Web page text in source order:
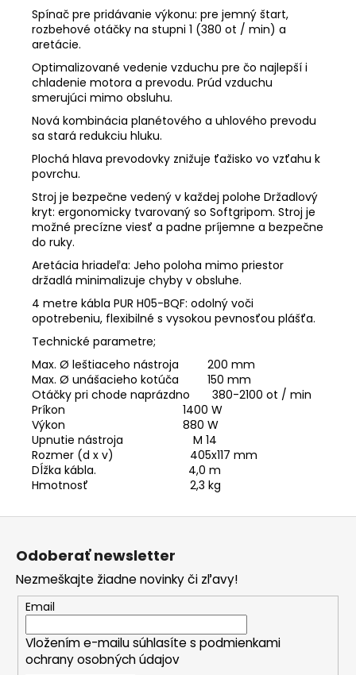
Spínač pre pridávanie výkonu: pre jemný štart,
rozbehové otáčky na stupni 1 (380 ot / min) a
aretácie.
Optimalizované vedenie vzduchu pre čo najlepší i
chladenie motora a prevodu. Prúd vzduchu
smerujúci mimo obsluhu.
Nová kombinácia planétového a uhlového prevodu
sa stará redukciu hluku.
Plochá hlava prevodovky znižuje ťažisko vo vzťahu k
povrchu.
Stroj je bezpečne vedený v každej polohe Držadlový
kryt: ergonomicky tvarovaný so Softgripom. Stroj je
možné precízne viesť a padne príjemne a bezpečne
do ruky.
Aretácia hriadeľa: Jeho poloha mimo priestor
držadlá minimalizuje chyby v obsluhe.
4 metre kábla PUR H05-BQF: odolný voči
opotrebeniu, flexibilné s vysokou pevnosťou plášťa.
Technické parametre;
Max. Ø leštiaceho nástroja 200 mm
Max. Ø unášacieho kotúča 150 mm
Otáčky pri chode naprázdno 380-2100 ot / min
Príkon 1400 W
Výkon 880 W
Upnutie nástroja
M 14
Rozmer (d x v) 405x117 mm
Dĺžka kábla. 4,0 m
Hmotnosť 2,3 kg
Z
Odoberať newsletter
Nezmeškajte žiadne novinky či zľavy!
Email
Vložením e-mailu súhlasíte s podmienkami
ochrany osobných údajov